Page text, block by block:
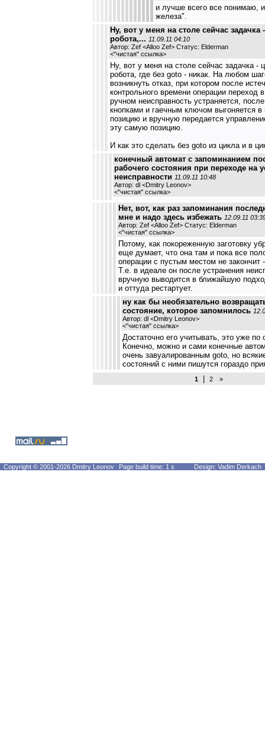
и лучше всего все понимаю,
железа".
Ну, вот у меня на столе сейчас
робота,... 11.09.11 04:10
Автор: Zef <Alloo Zef> Статус: Elderman
<"чистая" ссылка>
Ну, вот у меня на столе сейчас задачка -
робота, где без goto - никак. На любом
возникнуть отказ, при котором после
контрольного времени операции переход
ручном неисправность устраняется,
кнопками и гаечным ключом выгоняется
позицию и вручную передается
эту самую позицию.
И как это сделать без goto из цикла и в
конечный автомат с запоминанием
рабочего состояния при переходе на
неисправности 11.09.11 10:48
Автор: dl <Dmitry Leonov>
<"чистая" ссылка>
Нет, вот, как раз запоминания
мне и надо здесь избежать 12.09.11
Автор: Zef <Alloo Zef> Статус: Elderman
<"чистая" ссылка>
Потому, как покореженную заготовку
еще думает, что она там и пока все
операции с пустым местом не закончит
Т.е. в идеале он после устранения
вручную выводится в ближайшую
и оттуда рестартует.
ну как бы необязательно
состояние, которое запомнилось
Автор: dl <Dmitry Leonov>
<"чистая" ссылка>
Достаточно его учитывать, это уже по
Конечно, можно и сами конечные
очень завуалированным goto, но
состояний с ними пишутся гораздо
1| 2 »
Copyright © 2001-2026 Dmitry Leonov Page build time: 1 s Design: Vadim Derkach